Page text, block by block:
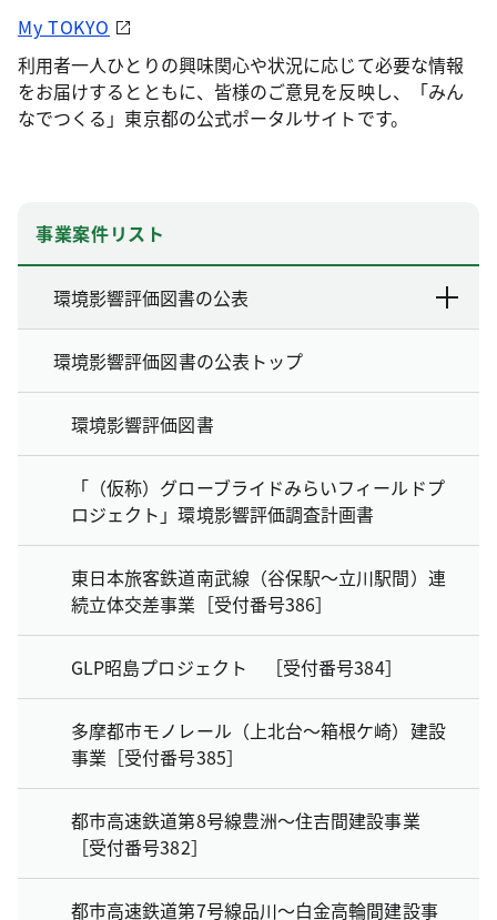
My TOKYO
利用者一人ひとりの興味関心や状況に応じて必要な情報
をお届けするとともに、皆様のご意見を反映し、「みん
なでつくる」東京都の公式ポータルサイトです。
事業案件リスト
環境影響評価図書の公表
環境影響評価図書の公表トップ
環境影響評価図書
「（仮称）グローブライドみらいフィールドプ
ロジェクト」環境影響評価調査計画書
東日本旅客鉄道南武線（谷保駅～立川駅間）連
続立体交差事業［受付番号386］
GLP昭島プロジェクト ［受付番号384］
多摩都市モノレール（上北台～箱根ケ崎）建設
事業［受付番号385］
都市高速鉄道第8号線豊洲～住吉間建設事業
［受付番号382］
都市高速鉄道第7号線品川～白金高輪間建設事